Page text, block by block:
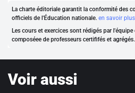
La charte éditoriale garantit la conformité des
officiels de l'Éducation nationale. en savoir plus
Les cours et exercices sont rédigés par
composéee de professeurs certififés et agrégés.
Voir aussi